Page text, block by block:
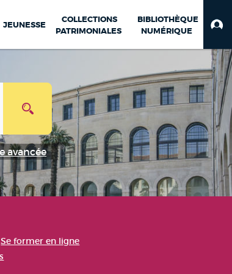
JEUNESSE
COLLECTIONS
PATRIMONIALES
BIBLIOTHÈQUE
NUMÉRIQUE
avancée
Se former en ligne